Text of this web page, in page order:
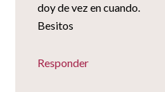
doy de vez en cuando.
Besitos
Responder